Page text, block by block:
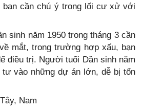
bạn cần chú ý trong lối cư xử với
sinh năm 1950 trong tháng 3 cần
mắt, trong trường hợp xấu, bạn
điều trị. Người tuổi Dần sinh năm
tư vào những dự án lớn, dễ bị tổn
Nam